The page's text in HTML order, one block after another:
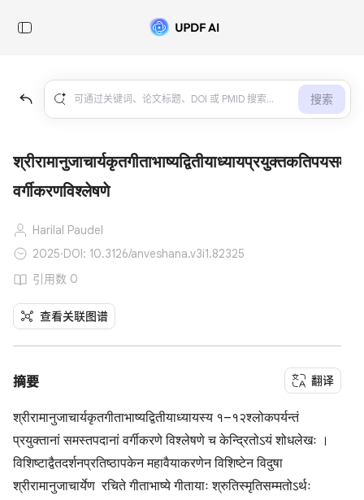
搜索
वर्गीकरणविश्लेषणे
Harilal Paudel
2025·DOI: 10.3126/anveshana.v3i1.82325
引用数 0
查看关联图谱
摘要 翻译
श्रीरामानुजाचार्यकृतगीताभाष्यद्वितीयाध्यायस्य १–१२श्लोकपर्यन्तं
प्रयुक्तानां समस्तपदानां वर्गीकरणे विश्लेषणे च केन्द्रितोऽयं शोधलेखः ।
विशिष्टाद्वैतदर्शनप्रतिष्ठापकेन महावैयाकरणेन विशिष्टेन विदुषा
श्रीरामानुजाचार्येण रचिते गीताभाष्ये गीतायाः श्रुतिस्मृतिसम्मतोऽर्थः